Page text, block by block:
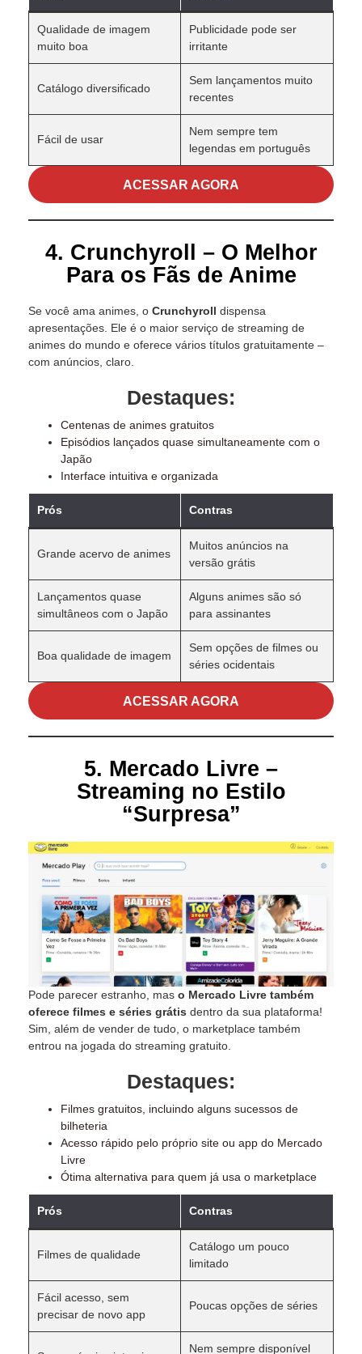
Qualidade de imagem
muito boa
Publicidade pode ser
irritante
Catálogo diversificado
Sem lançamentos muito
recentes
Fácil de usar
Nem sempre tem
legendas em português
ACESSAR AGORA
4. Crunchyroll – O Melhor
Para os Fãs de Anime
Se você ama animes, o Crunchyroll dispensa
apresentações. Ele é o maior serviço de streaming de
animes do mundo e oferece vários títulos gratuitamente –
com anúncios, claro.
Destaques:
Centenas de animes gratuitos
Episódios lançados quase simultaneamente com o
Japão
Interface intuitiva e organizada
Prós Contras
Grande acervo de animes
Muitos anúncios na
versão grátis
Lançamentos quase
simultâneos com o Japão
Alguns animes são só
para assinantes
Boa qualidade de imagem
Sem opções de filmes ou
séries ocidentais
ACESSAR AGORA
5. Mercado Livre –
Streaming no Estilo
“Surpresa”
Pode parecer estranho, mas o Mercado Livre também
oferece filmes e séries grátis dentro da sua plataforma!
Sim, além de vender de tudo, o marketplace também
entrou na jogada do streaming gratuito.
Destaques:
Filmes gratuitos, incluindo alguns sucessos de
bilheteria
Acesso rápido pelo próprio site ou app do Mercado
Livre
Ótima alternativa para quem já usa o marketplace
Prós Contras
Filmes de qualidade
Catálogo um pouco
limitado
Fácil acesso, sem
precisar de novo app
Poucas opções de séries
Nem sempre disponível